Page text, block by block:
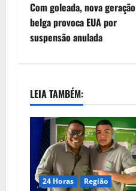
Com goleada, nova geração
belga provoca EUA por
suspensão anulada
LEIA TAMBÉM:
24 Horas Região